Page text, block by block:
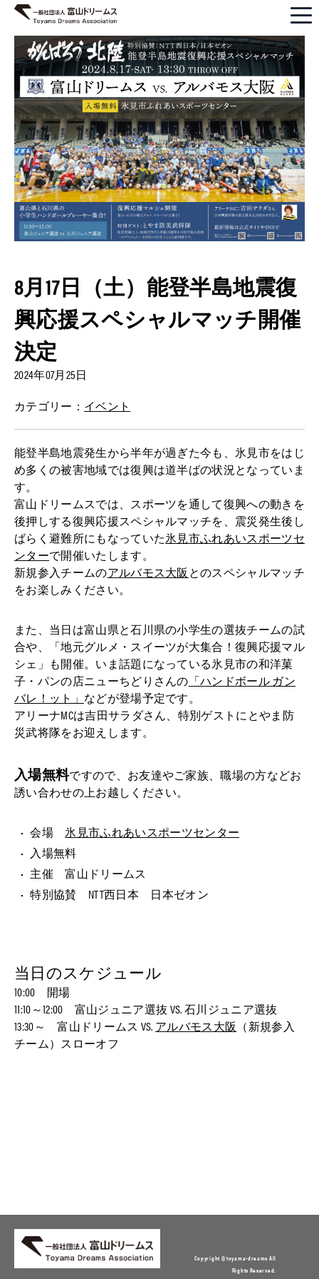
8月17日（土）能登半島地震復
興応援スペシャルマッチ開催
決定
2024年07月25日
カテゴリー： イベント
能登半島地震発生から半年が過ぎた今も、氷見市をはじ
め多くの被害地域では復興は道半ばの状況となっていま
す。
富山ドリームスでは、スポーツを通して復興への動きを
後押しする復興応援スペシャルマッチを、震災発生後し
ばらく避難所にもなっていた氷見市ふれあいスポーツセ
ンターで開催いたします。
新規参入チームのアルバモス大阪 とのスペシャルマッチ
をお楽しみください。
また、当日は富山県と石川県の小学生の選抜チームの試
合や、「地元グルメ・スイーツが大集合！復興応援マル
シェ」も開催。いま話題になっている氷見市の和洋菓
子・パンの店ニューちどりさんの 「ハンドボール ガン
バレ！ット」 などが登場予定です。
アリーナMCは吉田サラダさん、特別ゲストにとやま防
災武将隊をお迎えします。
入場無料ですので、お友達やご家族、職場の方などお
誘い合わせの上お越しください。
会場氷見市ふれあいスポーツセンター
入場無料
主催 富山ドリームス
特別協賛 NTT西日本 日本ゼオン
当日のスケジュール
10:00 開場
11:10～12:00 富山ジュニア選抜 VS. 石川ジュニア選抜
13:30～ 富山ドリームス VS. アルバモス大阪 （新規参入
チーム）スローオフ
Copyright © toyama-dreams All
Rights Reserved.